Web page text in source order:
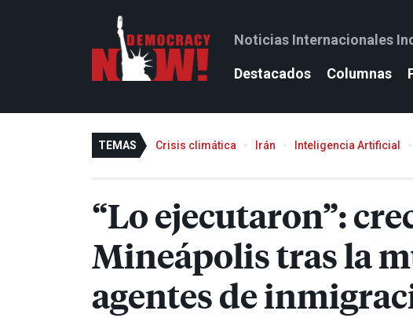
Noticias Internacionales
Destacados Columnas
TEMAS Crisis climática Irán Inteligencia Artificial
“Lo ejecutaron”:
Mineápolis tras la
agentes de